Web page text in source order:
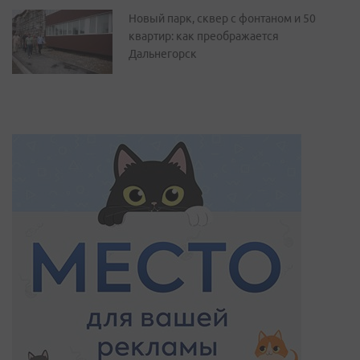
Новый парк, сквер с фонтаном и 50
квартир: как преображается
Дальнегорск